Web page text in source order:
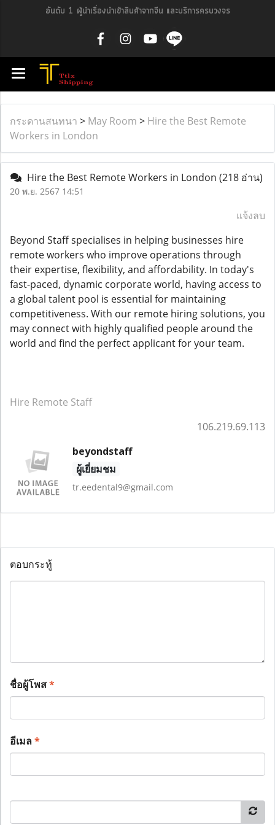
อันดับ 1 ผู้นำเรื่องนำเข้าสินค้าจากจีน และบริการครบวงจร
กระดานสนทนา > May Room > Hire the Best Remote
Workers in London
Hire the Best Remote Workers in London (218 อ่าน)
20 พ.ย. 2567 14:51
แจ้งลบ
Beyond Staff specialises in helping businesses hire
remote workers who improve operations through
their expertise, flexibility, and affordability. In today's
fast-paced, dynamic corporate world, having access to
a global talent pool is essential for maintaining
competitiveness. With our remote hiring solutions, you
may connect with highly qualified people around the
world and find the perfect applicant for your team.
Hire Remote Staff
106.219.69.113
beyondstaff
ผู้เยี่ยมชม
tr.eedental9@gmail.com
ตอบกระทู้
ชื่อผู้โพส*
อีเมล*